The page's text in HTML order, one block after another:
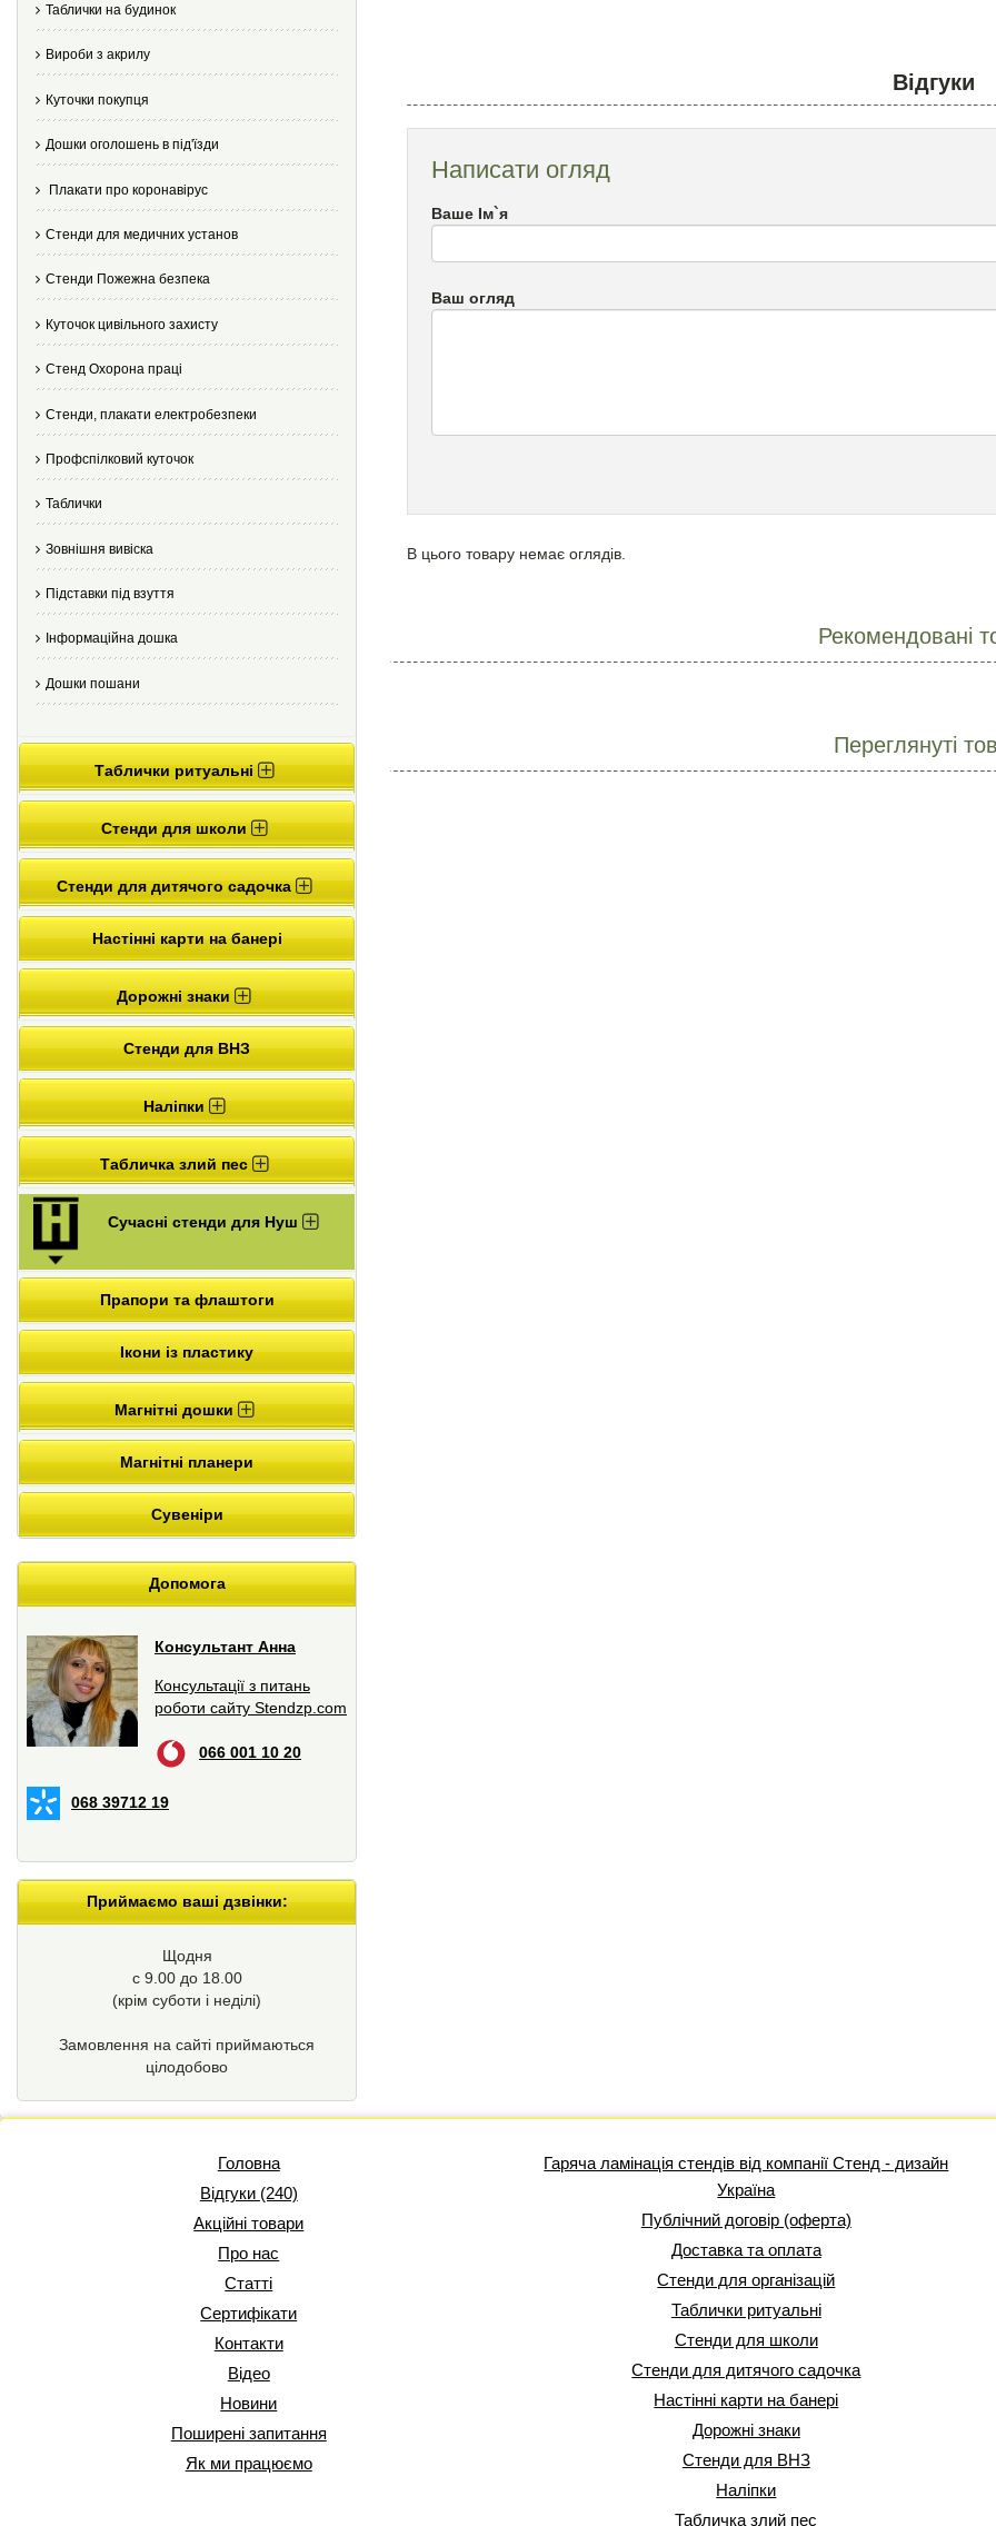
Таблички на будинок
Вироби з акрилу
Куточки покупця
Дошки оголошень в під'їзди
Плакати про коронавірус
Стенди для медичних установ
Стенди Пожежна безпека
Куточок цивільного захисту
Стенд Охорона праці
Стенди, плакати електробезпеки
Профспілковий куточок
Таблички
Зовнішня вивіска
Підставки під взуття
Інформаційна дошка
Дошки пошани
Таблички ритуальні
Стенди для школи
Стенди для дитячого садочка
Настінні карти на банері
Дорожні знаки
Стенди для ВНЗ
Наліпки
Табличка злий пес
Сучасні стенди для Нуш
Прапори та флаштоги
Ікони із пластику
Магнітні дошки
Магнітні планери
Сувеніри
Допомога
Консультант Анна
Консультації з питань
роботи сайту Stendzp.com
066 001 10 20
068 39712 19
Приймаємо ваші дзвінки:
Щодня
с 9.00 до 18.00
(крім суботи і неділі)
Замовлення на сайті приймаються
цілодобово
Відгуки
Написати огляд
Ваше Ім`я
Ваш огляд
В цього товару немає оглядів.
Рекомендовані
Переглянуті
Головна
Відгуки (240)
Акційні товари
Про нас
Статті
Сертифікати
Контакти
Відео
Новини
Поширені запитання
Як ми працюємо
Гаряча ламінація стендів від компанії Стенд - дизайн
Україна
Публічний договір (оферта)
Доставка та оплата
Стенди для організацій
Таблички ритуальні
Стенди для школи
Стенди для дитячого садочка
Настінні карти на банері
Дорожні знаки
Стенди для ВНЗ
Наліпки
Табличка злий пес